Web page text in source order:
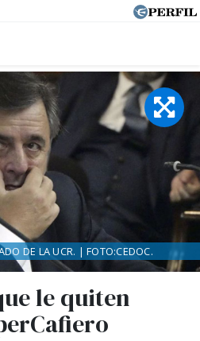
le quiten
DE LA UCR. | FOTO:CEDOC.